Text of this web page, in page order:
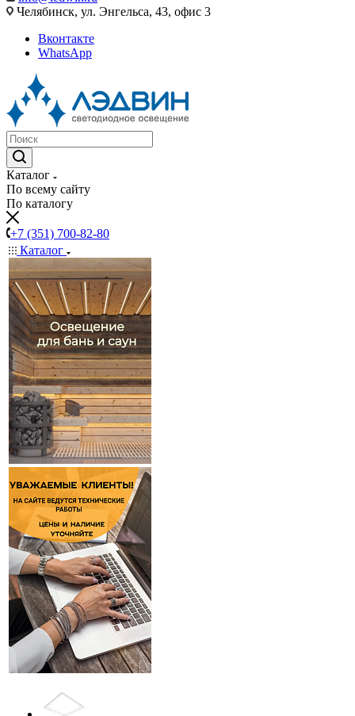
Челябинск, ул. Энгельса, 43, офис 3
Вконтакте
WhatsApp
Каталог
По всему сайту
По каталогу
+7 (351) 700-82-80
Каталог